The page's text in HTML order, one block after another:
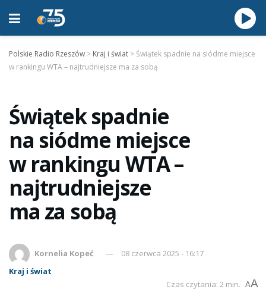
Polskie Radio Rzeszów > Kraj i świat >Świątek spadnie na siódme miejsce
w rankingu WTA – najtrudniejsze ma za sobą
Świątek spadnie
na siódme miejsce
w rankingu WTA –
najtrudniejsze
ma za sobą
Kornelia Kopeć
08 czerwca 2025 - 16:17
Kraj i świat
Czas czytania: 2 min. AA